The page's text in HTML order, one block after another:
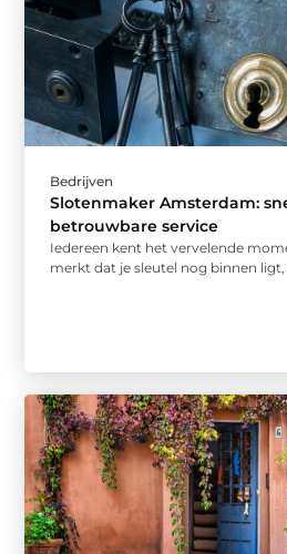
Bedrijven
Slotenmaker Amsterdam:
betrouwbare service
Iedereen kent het vervelende
merkt dat je sleutel nog binnen ligt,